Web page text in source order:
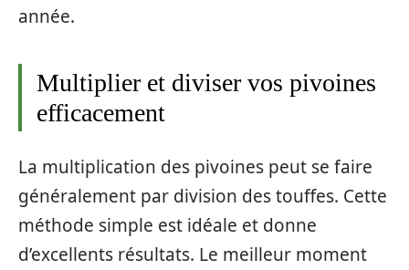
année.
Multiplier et diviser vos pivoines
efficacement
La multiplication des pivoines peut se faire
généralement par division des touffes. Cette
méthode simple est idéale et donne
d’excellents résultats. Le meilleur moment